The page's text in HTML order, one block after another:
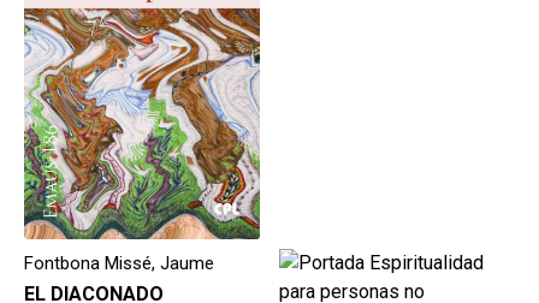
Fontbona Missé, Jaume
EL DIACONADO